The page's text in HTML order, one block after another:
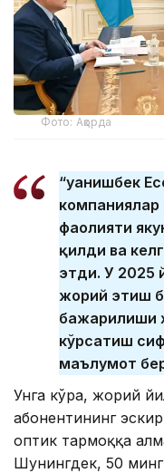
Фото: Ақорда
“Қуанишбек
компаниялар
фаолияти
қилди ва
этди. У 2025
жорий этиш
бажарилиши
кўрсатиш
маълумот
Унга кўра, жорий
абонентининг
оптик тармоққа
Шунингдек, 50